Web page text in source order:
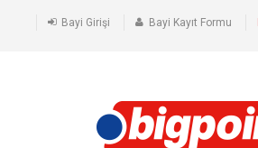
Bayi Girişi Bayi Kayıt Formu